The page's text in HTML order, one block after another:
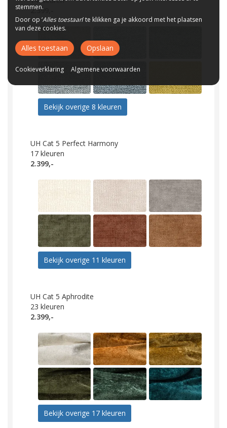
2.399,-
Bekijk overige 8 kleuren
UH Cat 5 Perfect Harmony
17 kleuren
2.399,-
Bekijk overige 11 kleuren
UH Cat 5 Aphrodite
23 kleuren
2.399,-
Bekijk overige 17 kleuren
stemmen.
Door op ‘Alles toestaan’ te klikken ga je akkoord met het plaatsen
van deze cookies.
Alles toestaan Opslaan
Cookieverklaring Algemene voorwaarden